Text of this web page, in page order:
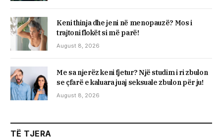
Keni thinja dhe jeni në menopauzë? Mos i
trajtoni flokët si më parë!
August 8, 2026
Me sa njerëz keni fjetur? Një studim i ri zbulon
se çfarë e kaluara juaj seksuale zbulon për ju!
August 8, 2026
TË TJERA